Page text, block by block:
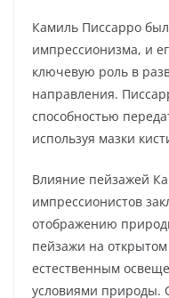
Камиль Писсарро
импрессионизма, и
ключевую роль в
направления.
способностью
используя мазки
Влияние пейзажей
импрессионистов
отображению
пейзажи на
естественным
условиями природы.